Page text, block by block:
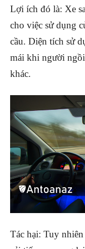
Lợi ích đó là: Xe
cho việc sử dụng
cầu. Diện tích sử
mái khi người
khác.
Tác hại: Tuy